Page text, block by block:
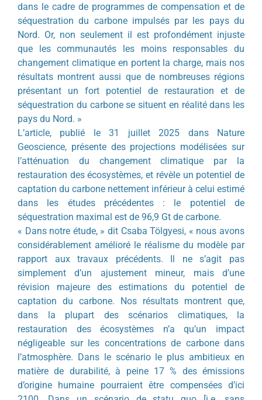
dans le cadre de programmes de compensation et de
séquestration du carbone impulsés par les pays du
Nord. Or, non seulement il est profondément injuste
que les communautés les moins responsables du
changement climatique en portent la charge, mais nos
résultats montrent aussi que de nombreuses régions
présentant un fort potentiel de restauration et de
séquestration du carbone se situent en réalité dans les
pays du Nord. »
L’article, publié le 31 juillet 2025 dans Nature
Geoscience, présente des projections modélisées sur
l’atténuation du changement climatique par la
restauration des écosystèmes, et révèle un potentiel de
captation du carbone nettement inférieur à celui estimé
dans les études précédentes : le potentiel de
séquestration maximal est de 96,9 Gt de carbone.
« Dans notre étude, » dit Csaba Tölgyesi, « nous avons
considérablement amélioré le réalisme du modèle par
rapport aux travaux précédents. Il ne s’agit pas
simplement d’un ajustement mineur, mais d’une
révision majeure des estimations du potentiel de
captation du carbone. Nos résultats montrent que,
dans la plupart des scénarios climatiques, la
restauration des écosystèmes n’a qu’un impact
négligeable sur les concentrations de carbone dans
l’atmosphère. Dans le scénario le plus ambitieux en
matière de durabilité, à peine 17 % des émissions
d’origine humaine pourraient être compensées d’ici